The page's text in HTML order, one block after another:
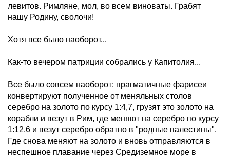
левитов. Римляне, мол, во всем виноваты. Грабят
нашу Родину, сволочи!
Хотя все было наоборот...
Как-то вечером патриции собрались у Капитолия...
Все было совсем наоборот: прагматичные фарисеи
конвертируют полученное от меняльных столов
серебро на золото по курсу 1:4,7, грузят это золото на
корабли и везут в Рим, где меняют на серебро по курсу
1:12,6 и везут серебро обратно в "родные палестины".
Где снова меняют на золото и вновь отправляются в
неспешное плавание через Средиземное море в